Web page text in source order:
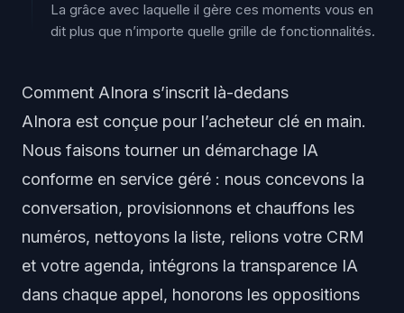
La grâce avec laquelle il gère ces moments vous en
dit plus que n’importe quelle grille de fonctionnalités.
Comment AInora s’inscrit là-dedans
AInora est conçue pour l’acheteur clé en main.
Nous faisons tourner un démarchage IA
conforme en service géré : nous concevons la
conversation, provisionnons et chauffons les
numéros, nettoyons la liste, relions votre CRM
et votre agenda, intégrons la transparence IA
dans chaque appel, honorons les oppositions